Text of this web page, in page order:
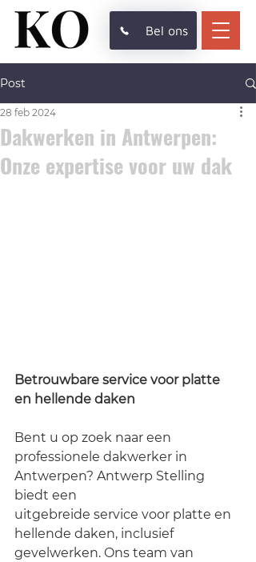
Bel ons
Post
Dakwerken in Antwerpen:
Onze expertise voor uw dak
28 feb 2024
Betrouwbare service voor platte
en hellende daken
Bent u op zoek naar een
professionele dakwerker in
Antwerpen? Antwerp Stelling
biedt een
uitgebreide service voor platte en
hellende daken, inclusief
gevelwerken. Ons team van